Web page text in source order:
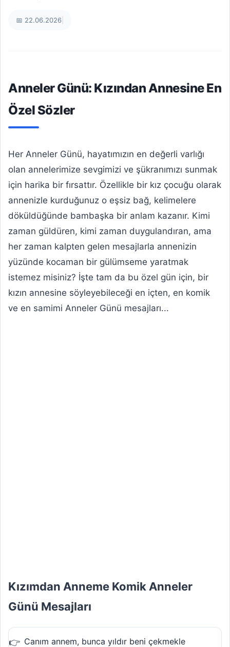
📅 22.06.2026
Anneler Günü: Kızından Annesine En
Özel Sözler
Her Anneler Günü, hayatımızın en değerli varlığı
olan annelerimize sevgimizi ve şükranımızı sunmak
için harika bir fırsattır. Özellikle bir kız çocuğu olarak
annenizle kurduğunuz o eşsiz bağ, kelimelere
döküldüğünde bambaşka bir anlam kazanır. Kimi
zaman güldüren, kimi zaman duygulandıran, ama
her zaman kalpten gelen mesajlarla annenizin
yüzünde kocaman bir gülümseme yaratmak
istemez misiniz? İşte tam da bu özel gün için, bir
kızın annesine söyleyebileceği en içten, en komik
ve en samimi Anneler Günü mesajları...
Kızımdan Anneme Komik Anneler
Günü Mesajları
Canım annem, bunca yıldır beni çekmekle